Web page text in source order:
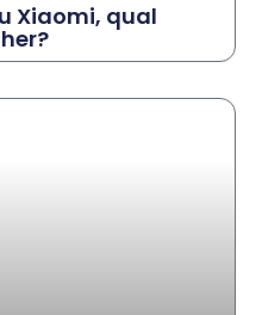
Xiaomi, qual